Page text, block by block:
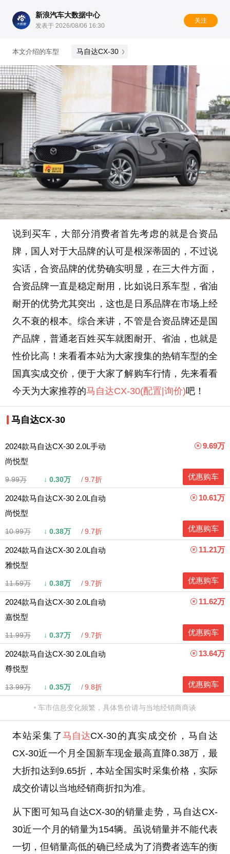
新浪汽车大数据中心
发表于 2026/08/06 16:30
关注
本文介绍的车型 马自达CX-30
说到买车，大部分消费者首先考虑的就是合资品
牌，国人对于大品牌的认可是根深蒂固的，不过说
实话，合资品牌的优势确实明显，在三大件方面，
合资品牌一直是稳定耐用，比如说日系车型，省油
耐开的优势尤其突出，这也是日系品牌在市场上经
久不衰的根本。综合来讲，不管是合资品牌还是国
产品牌，普通老百姓买车就图耐开、省油，也就是
性价比高！来看看本站为大家搜集的热销车型的全
国真实成交价，便于大家了解购车行情，先来看看
今天为大家推荐的马自达CX-30(配置 |询价)吧！
马自达CX-30
2024款马自达CX-30 2.0L手动
尚悦型
9.99万 ↓ 0.30万 9.7折
9.69万
优惠购车
2024款马自达CX-30 2.0L自动
尚悦型
10.99万 ↓ 0.38万 9.7折
10.61万
优惠购车
2024款马自达CX-30 2.0L自动
雅悦型
11.59万 ↓ 0.38万 9.7折
11.21万
优惠购车
2024款马自达CX-30 2.0L自动
嘉悦型
11.99万 ↓ 0.37万 9.7折
11.62万
优惠购车
2024款马自达CX-30 2.0L自动
尊悦型
13.99万 ↓ 0.35万 9.8折
13.64万
优惠购车
车市信息变化频繁，具体售价请与当地经销商商谈
本站采集了马自达CX-30的真实成交价，马自达
CX-30近一个月全国新车现金最高直降0.38万，最
大折扣达到9.65折，本站全国实时采集价格，实际
成交价请以当地经销商折扣为准。
从下图可知马自达CX-30的销量走势，马自达CX-
30近一个月的销量为154辆。虽说销量并不能代表
一切，但销量高低的确已经成为了消费者选车的衡